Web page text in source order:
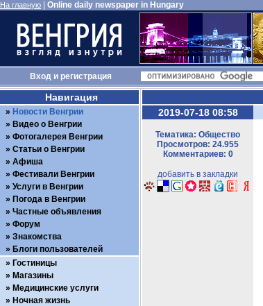
На главную Online daily newspaper in Hungary
Входи регистрация
2019-07-18 08:58
Тематика: Общество
Просмотров: 24.955
Комментариев: 0
добавить в закладки
Навигация
Новости Венгрии
Видео о Венгрии
Фотогалерея Венгрии
Статьи о Венгрии
Афиша
Фестивали Венгрии
Услуги в Венгрии
Погода в Венгрии
Частные объявления
Форум
Знакомства
Блоги пользователей
Гостиницы
Магазины
Медицинские услуги
Ночная жизнь